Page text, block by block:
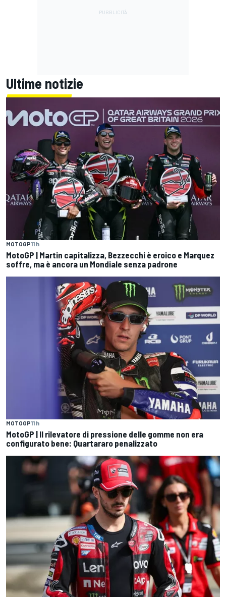
Ultime notizie
MOTOGP11 h
MotoGP | Martin capitalizza, Bezzecchi è eroico e Marquez
soffre, ma è ancora un Mondiale senza padrone
MOTOGP11 h
MotoGP | Il rilevatore di pressione delle gomme non era
configurato bene: Quartararo penalizzato